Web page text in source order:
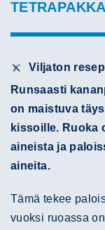
Viljaton
Runsaasti
on maistuva
kissoille. Ruoka
aineista ja
aineita.
Tämä tekee
vuoksi ruoassa